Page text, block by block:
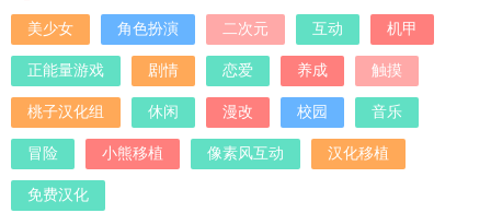
美少女 角色扮演 二次元 互动 机甲
正能量游戏 剧情 恋爱 养成 触摸
桃子汉化组 休闲 漫改 校园 音乐
冒险 小熊移植 像素风互动 汉化移植
免费汉化